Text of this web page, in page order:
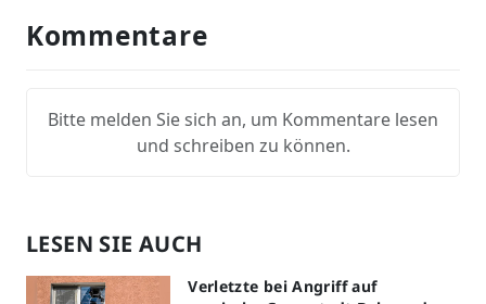
Kommentare
Bitte melden Sie sich an, um Kommentare lesen
und schreiben zu können.
LESEN SIE AUCH
Verletzte bei Angriff auf